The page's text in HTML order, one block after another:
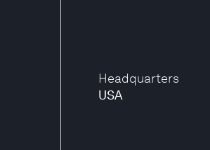
Headquarters
USA